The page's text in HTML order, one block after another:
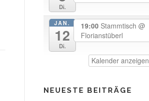
Di.
JAN.
12
Di.
19:00 Stammtisch @
Florianstüberl
Kalender anzeigen
NEUESTE BEITRÄGE